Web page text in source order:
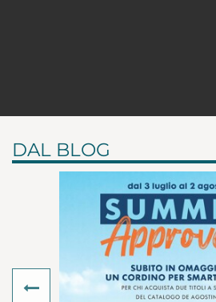
DAL BLOG
Previous